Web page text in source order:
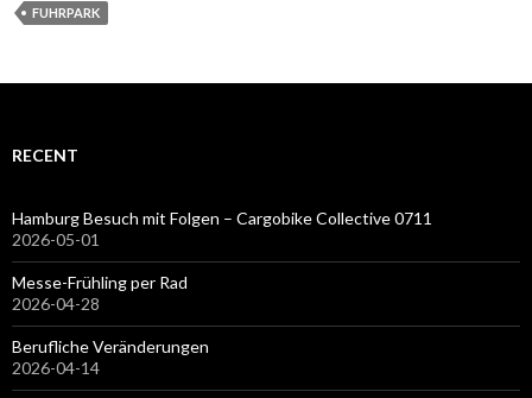
FUHRPARK
RECENT
Hamburg Besuch mit Folgen – Cargobike Collective 0711
2026-05-01
Messe-Frühling per Rad
2026-04-28
Berufliche Veränderungen
2026-04-14